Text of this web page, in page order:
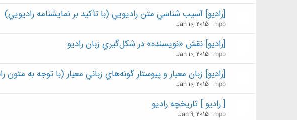
[رادیو] آسيب‌ شناسي‌ متن‌ راديويي ‌(با تأكيد بر نمايشنامه راديويي)
mpb
Jan 10, 2015
[رادیو] نقش‌ «نويسنده» در شكل‌گيري‌ زبان‌ راديو
mpb
Jan 10, 2015
[رادیو] زبان‌ معيار و پيوستار گونه‌هاي‌ زباني‌ معيار (با توجه‌ به‌ متون‌
mpb
Jan 10, 2015
[ رادیو ] تاريخچه راديو
mpb
Jan 9, 2015